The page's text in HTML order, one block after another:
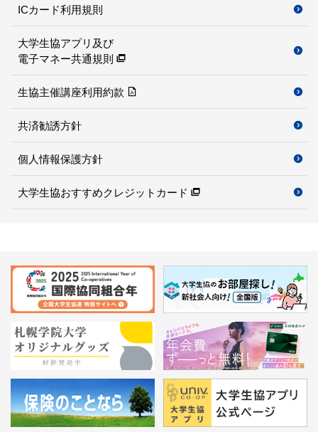
ICカード利用規則
大学生協アプリ及び
電子マネー共通規則
生協主催講座利用約款
共済勧誘方針
個人情報保護方針
大学生協おすすめクレジットカード